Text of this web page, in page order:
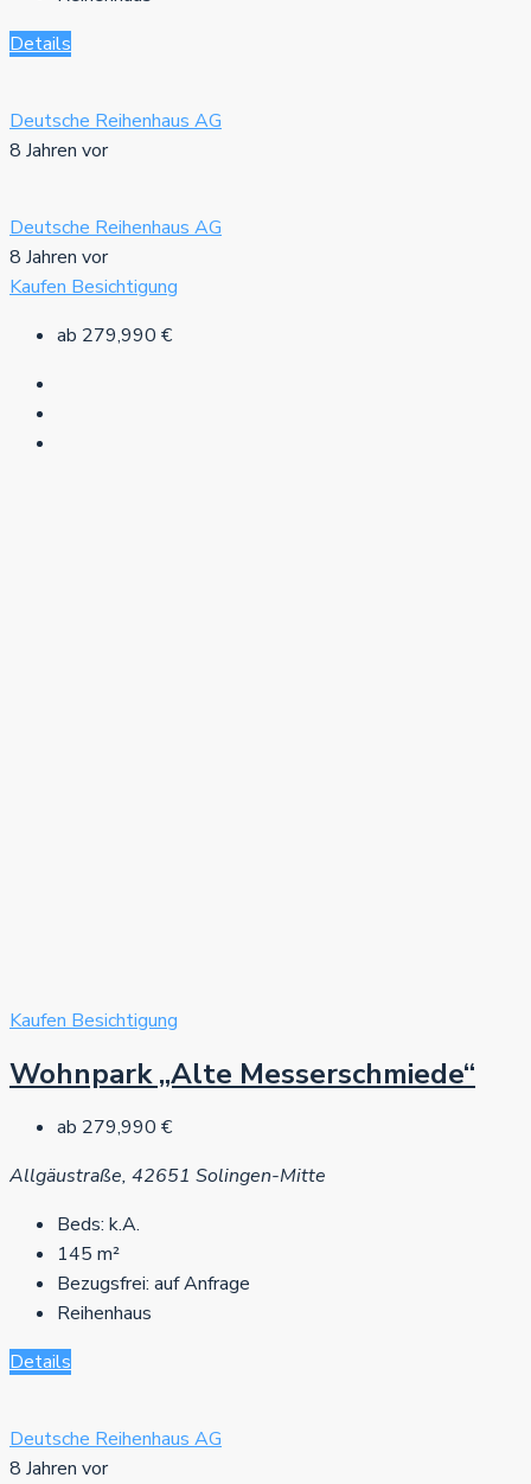
Details
Deutsche Reihenhaus AG
8 Jahren vor
Deutsche Reihenhaus AG
8 Jahren vor
Kaufen Besichtigung
ab 279,990 €
Kaufen Besichtigung
Wohnpark „Alte Messerschmiede“
ab 279,990 €
Allgäustraße, 42651 Solingen-Mitte
Beds: k.A.
145 m²
Bezugsfrei: auf Anfrage
Reihenhaus
Details
Deutsche Reihenhaus AG
8 Jahren vor